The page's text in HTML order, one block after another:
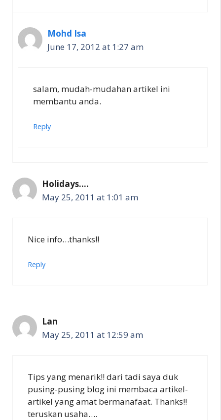
Mohd Isa
June 17, 2012 at 1:27 am
salam, mudah-mudahan artikel ini
membantu anda.
Reply
Holidays....
May 25, 2011 at 1:01 am
Nice info…thanks!!
Reply
Lan
May 25, 2011 at 12:59 am
Tips yang menarik!! dari tadi saya duk
pusing-pusing blog ini membaca artikel-
artikel yang amat bermanafaat. Thanks!!
teruskan usaha….